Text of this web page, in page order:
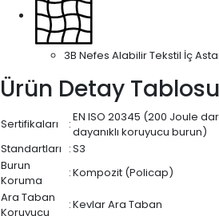
3B Nefes Alabilir Tekstil İç
Ürün Detay Tablosu
Sertifikaları :EN ISO 20345 (200 Joule
dayanıklı koruyucu burun)
Standartları :S3
Burun
Koruma
:Kompozit (Policap)
Ara Taban
Koruyucu
:Kevlar Ara Taban